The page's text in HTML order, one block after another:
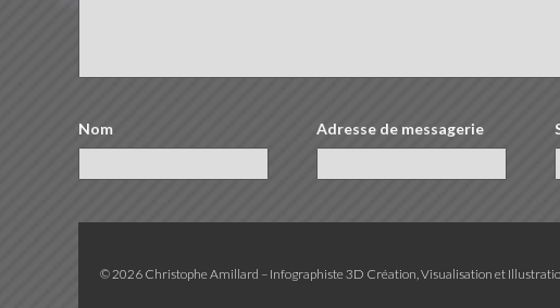
Nom Adresse de messagerie
© 2026 Christophe Amillard – Infographiste 3D Création, Visualisation et